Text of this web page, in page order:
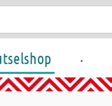
.